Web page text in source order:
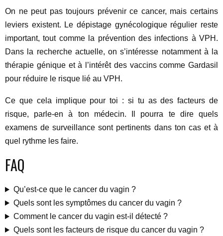
On ne peut pas toujours prévenir ce cancer, mais certains
leviers existent. Le dépistage gynécologique régulier reste
important, tout comme la prévention des infections à VPH.
Dans la recherche actuelle, on s’intéresse notamment à la
thérapie génique et à l’intérêt des vaccins comme Gardasil
pour réduire le risque lié au VPH.
Ce que cela implique pour toi : si tu as des facteurs de
risque, parle-en à ton médecin. Il pourra te dire quels
examens de surveillance sont pertinents dans ton cas et à
quel rythme les faire.
FAQ
Qu’est-ce que le cancer du vagin ?
Quels sont les symptômes du cancer du vagin ?
Comment le cancer du vagin est-il détecté ?
Quels sont les facteurs de risque du cancer du vagin ?